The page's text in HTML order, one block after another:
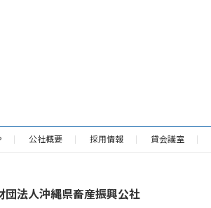
公社概要 採用情報 貸会議室
団法人沖縄県畜産振興公社